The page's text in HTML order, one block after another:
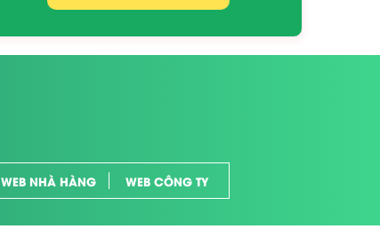
WEB NHÀ HÀNG WEB CÔNG TY